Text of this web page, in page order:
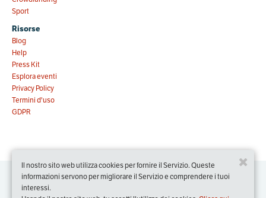
Sport
Risorse
Blog
Help
Press Kit
Esplora eventi
Privacy Policy
Termini d'uso
GDPR
Il nostro sito web utilizza cookies per fornire il Servizio. Queste
informazioni servono per migliorare il Servizio e comprendere i tuoi
interessi.